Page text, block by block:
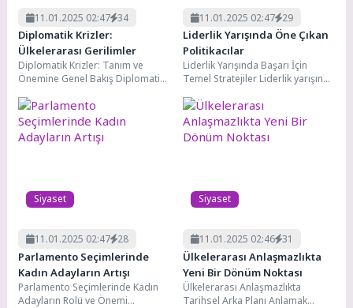
11.01.2025 02:47 34
Diplomatik Krizler:
Ülkelerarası Gerilimler
Diplomatik Krizler: Tanım ve
Önemine Genel Bakış Diplomatik
gelen, genellikle siyasi,...
11.01.2025 02:47 29
Liderlik Yarışında Öne Çıkan
Politikacılar
Liderlik Yarışında Başarı İçin
Temel Stratejiler Liderlik yarışında
gelmesiyle elde...
Siyaset
11.01.2025 02:47 28
Parlamento Seçimlerinde
Kadın Adayların Artışı
Parlamento Seçimlerinde Kadın
Adayların Rolü ve Önemi
Siyaset
11.01.2025 02:46 31
Ülkelerarası Anlaşmazlıkta
Yeni Bir Dönüm Noktası
Ülkelerarası Anlaşmazlıkta
Tarihsel Arka Planı Anlamak